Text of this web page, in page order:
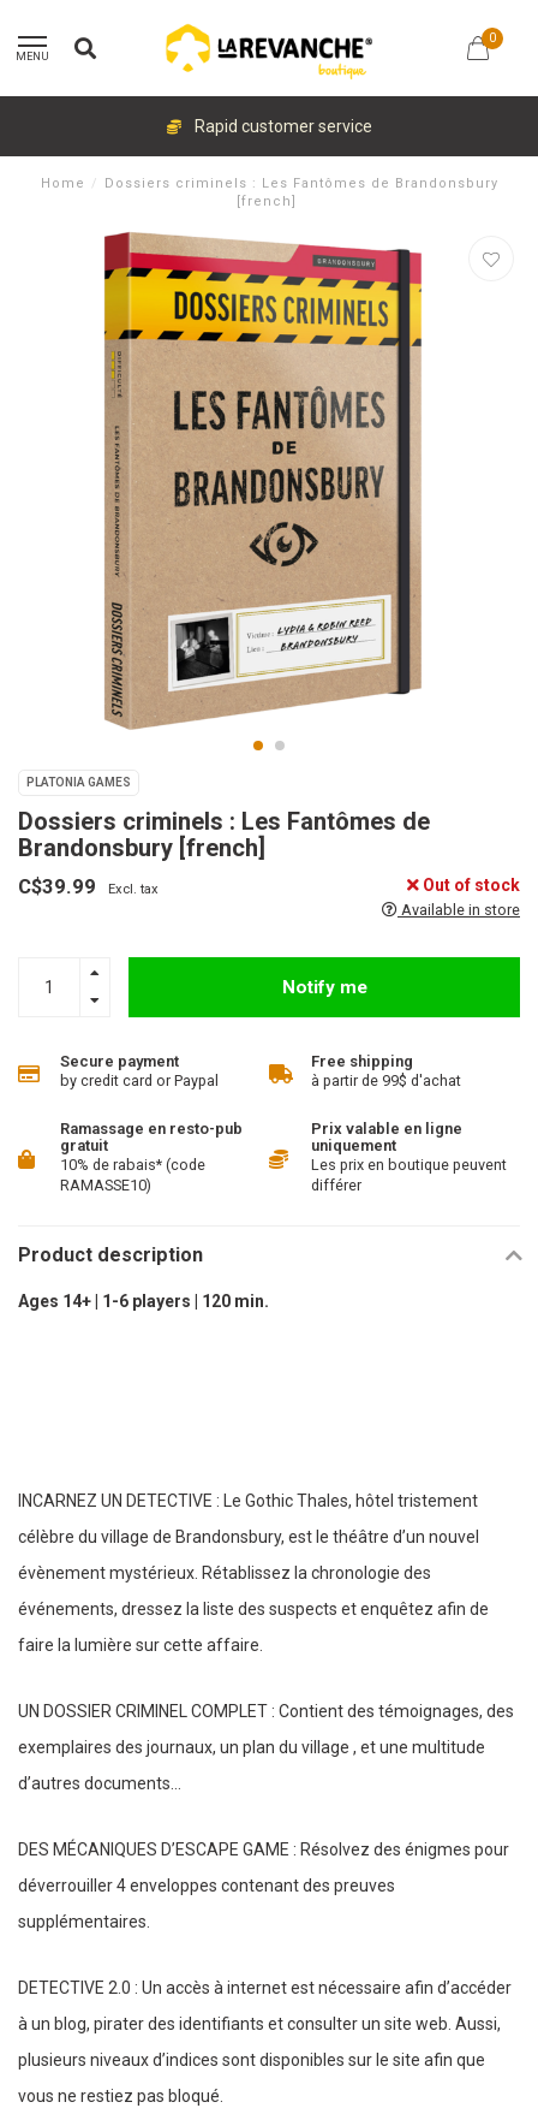
MENU
0
Rapid customer service
Home /
Dossiers criminels : Les Fantômes de Brandonsbury
[french]
PLATONIA GAMES
Dossiers criminels : Les Fantômes de
Brandonsbury [french]
C$39.99 Excl. tax Out of stock
Available in store
Notify me
Secure payment
by credit card or Paypal
Free shipping
à partir de 99$ d'achat
Ramassage en resto-pub
gratuit
10% de rabais* (code
RAMASSE10)
Prix valable en ligne
uniquement
Les prix en boutique peuvent
différer
Product description
Ages 14+ | 1-6 players | 120 min.
INCARNEZ UN DETECTIVE : Le Gothic Thales, hôtel tristement
célèbre du village de Brandonsbury, est le théâtre d’un nouvel
évènement mystérieux. Rétablissez la chronologie des
événements, dressez la liste des suspects et enquêtez afin de
faire la lumière sur cette affaire.
UN DOSSIER CRIMINEL COMPLET : Contient des témoignages, des
exemplaires des journaux, un plan du village , et une multitude
d’autres documents…
DES MÉCANIQUES D’ESCAPE GAME : Résolvez des énigmes pour
déverrouiller 4 enveloppes contenant des preuves
supplémentaires.
DETECTIVE 2.0 : Un accès à internet est nécessaire afin d’accéder
à un blog, pirater des identifiants et consulter un site web. Aussi,
plusieurs niveaux d’indices sont disponibles sur le site afin que
vous ne restiez pas bloqué.